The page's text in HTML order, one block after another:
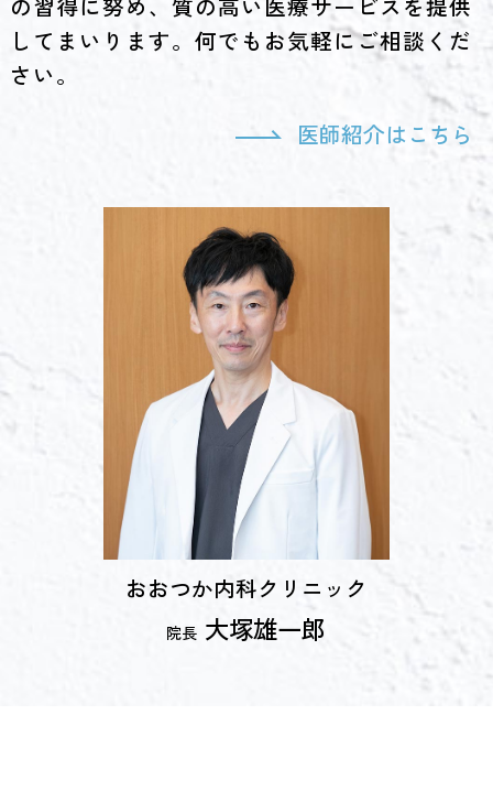
してまいります。何でもお気軽にご相談くだ
さい。
医師紹介はこちら
おおつか内科クリニック
院長 大塚雄一郎